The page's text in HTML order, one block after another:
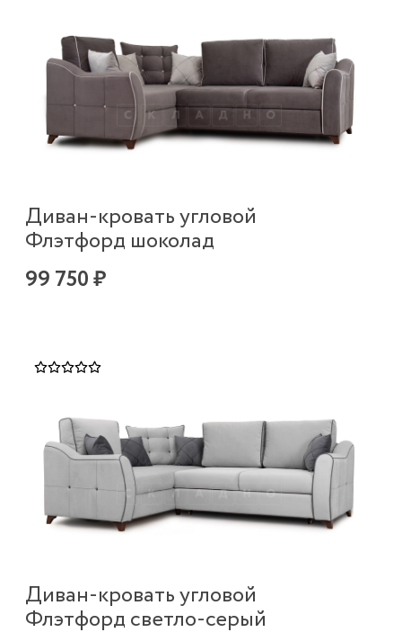
Диван-кровать угловой
Флэтфорд шоколад
99 750 ₽
Диван-кровать угловой
Флэтфорд светло-серый